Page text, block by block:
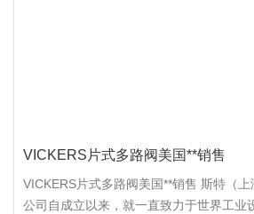
VICKERS片式多路阀美国**销售
VICKERS片式多路阀美国**销售 斯特（
公司自成立以来，就一直致力于世界工业